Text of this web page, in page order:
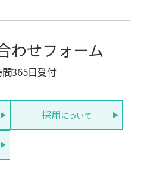
わせフォーム
間365日受付
採用について